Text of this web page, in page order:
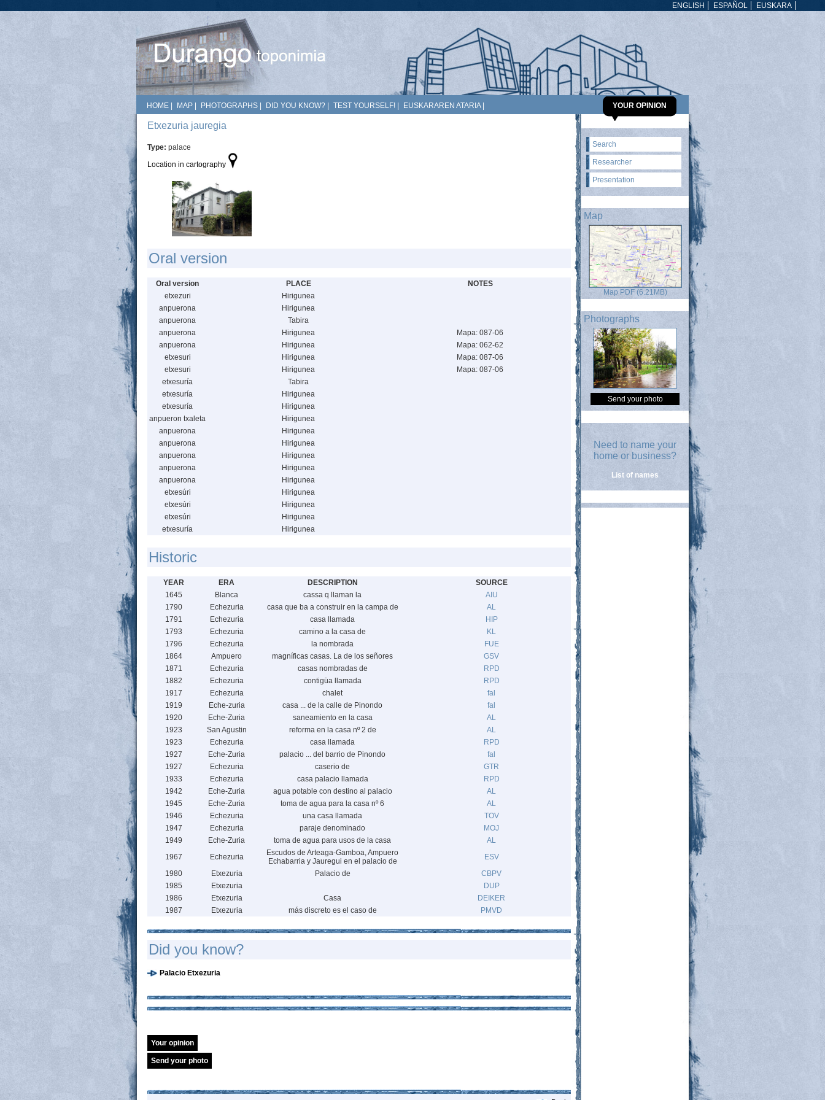
EUSKARA
ESPAÑOL
ENGLISH
HOME MAP PHOTOGRAPHS DID YOU KNOW? TEST YOURSELF! EUSKARAREN ATARIA| YOUR OPINION
Etxezuria jauregia
Type: palace
Location in cartography
Oral version
Oral version PLACE
NOTES
etxezuri
Hirigunea
anpuerona
Hirigunea
anpuerona
Tabira
anpuerona
Hirigunea
Mapa: 087-06
anpuerona
Hirigunea
Mapa: 062-62
etxesuri
Hirigunea
Mapa: 087-06
etxesuri
Hirigunea
Mapa: 087-06
etxesuría
Tabira
etxesuría
Hirigunea
etxesuría
Hirigunea
anpueron txaleta
Hirigunea
anpuerona
Hirigunea
anpuerona
Hirigunea
anpuerona
Hirigunea
anpuerona
Hirigunea
anpuerona
Hirigunea
etxesúri
Hirigunea
etxesúri
Hirigunea
etxesúri
Hirigunea
etxesuría
Hirigunea
Historic
YEAR ERA DESCRIPTION
SOURCE
1645
Blanca cassa q llaman la
AIU
1790
Echezuria casa que ba a construir en la campa de
AL
1791
Echezuria casa llamada
HIP
1793
Echezuria camino a la casa de
KL
1796
Echezuria la nombrada
FUE
1864
Ampuero magníficas casas. La de los señores
GSV
1871
Echezuria casas nombradas de
RPD
1882
Echezuria contigüa llamada
RPD
1917
Echezuria chalet
fal
1919
Eche-zuria casa ... de la calle de Pinondo
fal
1920
Eche-Zuria saneamiento en la casa
AL
1923
San Agustin reforma en la casa nº 2 de
AL
1923
Echezuria casa llamada
RPD
1927
Eche-Zuria palacio ... del barrio de Pinondo
fal
1927
Echezuria caserio de
GTR
1933
Echezuria casa palacio llamada
RPD
1942
Eche-Zuria agua potable con destino al palacio
AL
1945
Eche-Zuria toma de agua para la casa nº 6
AL
1946
Echezuria una casa llamada
TOV
1947
Echezuria paraje denominado
MOJ
1949
Eche-Zuria toma de agua para usos de la casa
AL
1967
Echezuria
Escudos de Arteaga-Gamboa, Ampuero
Echabarria y Jauregui en el palacio de
ESV
1980
Etxezuria Palacio de
CBPV
1985
Etxezuria
DUP
1986
Etxezuria Casa
DEIKER
1987
Etxezuria más discreto es el caso de PMVD
Did you know?
Palacio Etxezuria
Your opinion
Send your photo
Search
Researcher
Presentation
Map
Map PDF (6.21MB)
Photographs
Send your photo
Need to name your
home or business?
List of names